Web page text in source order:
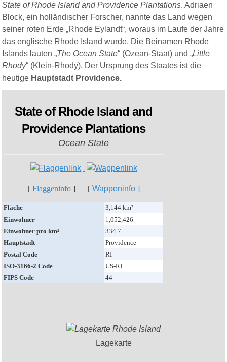
State of Rhode Island and Providence Plantations. Adriaen
Block, ein holländischer Forscher, nannte das Land wegen
seiner roten Erde „Rhode Eylandt“, woraus im Laufe der Jahre
das englische Rhode Island wurde. Die Beinamen Rhode
Islands lauten „The Ocean State“ (Ozean-Staat) und „Little
Rhody“ (Klein-Rhody). Der Ursprung des Staates ist die
heutige Hauptstadt Providence.
State of Rhode Island and
Providence Plantations
Ocean State
[ Flaggeninfo] [ Wappeninfo]
Fläche
3,144 km²
Einwohner
1,052,426
Einwohner pro km²
334.7
Hauptstadt
Providence
Postal Code
RI
ISO-3166-2 Code
US-RI
FIPS Code
44
Lagekarte